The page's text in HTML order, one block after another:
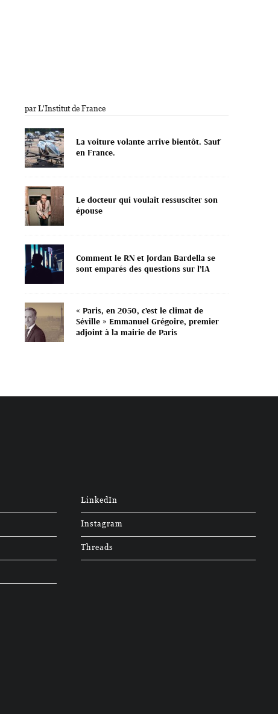
par L'Institut de France
La voiture volante arrive bientôt. Sauf
en France.
Le docteur qui voulait ressusciter son
épouse
Comment le RN et Jordan Bardella se
sont emparés des questions sur l’IA
« Paris, en 2050, c’est le climat de
Séville » Emmanuel Grégoire, premier
adjoint à la mairie de Paris
LinkedIn
Instagram
Threads